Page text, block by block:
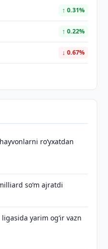
↑ 0.31%
↑ 0.22%
↓ 0.67%
ro‘yxatdan
so‘m ajratdi
yarim og‘ir vazn